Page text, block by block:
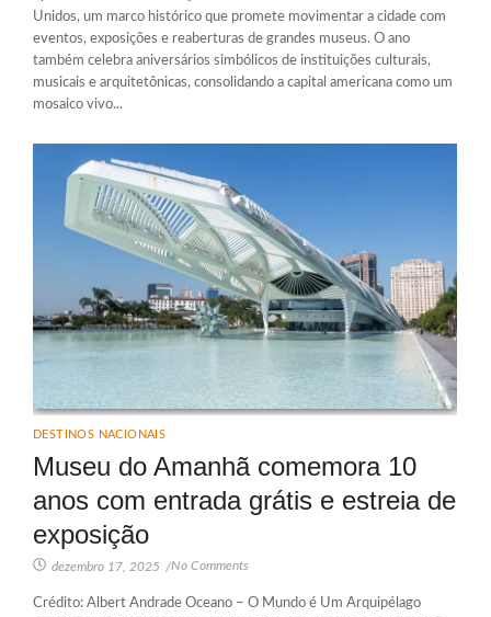
Unidos, um marco histórico que promete movimentar a cidade com
eventos, exposições e reaberturas de grandes museus. O ano
também celebra aniversários simbólicos de instituições culturais,
musicais e arquitetônicas, consolidando a capital americana como um
mosaico vivo...
DESTINOS NACIONAIS
Museu do Amanhã comemora 10
anos com entrada grátis e estreia de
exposição
dezembro 17, 2025 /No Comments
Crédito: Albert Andrade Oceano – O Mundo é Um Arquipélago